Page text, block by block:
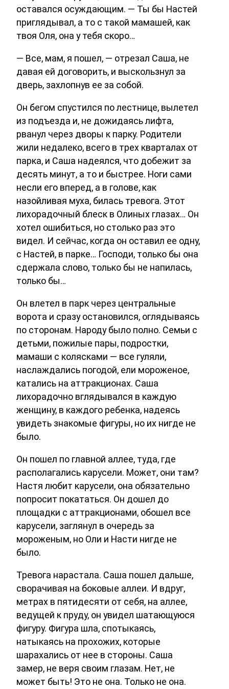
оставался осуждающим. — Ты бы Настей
приглядывал, а то с такой мамашей, как
твоя Оля, она у тебя скоро…
— Все, мам, я пошел, — отрезал Саша, не
давая ей договорить, и выскользнул за
дверь, захлопнув ее за собой.
Он бегом спустился по лестнице, вылетел
из подъезда и, не дожидаясь лифта,
рванул через дворы к парку. Родители
жили недалеко, всего в трех кварталах от
парка, и Саша надеялся, что добежит за
десять минут, а то и быстрее. Ноги сами
несли его вперед, а в голове, как
назойливая муха, билась тревога. Этот
лихорадочный блеск в Олиных глазах… Он
хотел ошибиться, но столько раз это
видел. И сейчас, когда он оставил ее одну,
с Настей, в парке… Господи, только бы она
сдержала слово, только бы не напилась,
только бы…
Он влетел в парк через центральные
ворота и сразу остановился, оглядываясь
по сторонам. Народу было полно. Семьи с
детьми, пожилые пары, подростки,
мамаши с колясками — все гуляли,
наслаждались погодой, ели мороженое,
катались на аттракционах. Саша
лихорадочно вглядывался в каждую
женщину, в каждого ребенка, надеясь
увидеть знакомые фигуры, но их нигде не
было.
Он пошел по главной аллее, туда, где
располагались карусели. Может, они там?
Настя любит карусели, она обязательно
попросит покататься. Он дошел до
площадки с аттракционами, обошел все
карусели, заглянул в очередь за
мороженым, но Оли и Насти нигде не
было.
Тревога нарастала. Саша пошел дальше,
сворачивая на боковые аллеи. И вдруг,
метрах в пятидесяти от себя, на аллее,
ведущей к пруду, он увидел шатающуюся
фигуру. Фигура шла, спотыкаясь,
натыкаясь на прохожих, которые
шарахались от нее в стороны. Саша
замер, не веря своим глазам. Нет, не
может быть! Это не она. Только не она.